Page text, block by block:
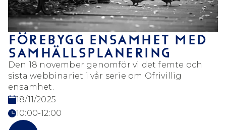
FÖREBYGG ENSAMHET MED
SAMHÄLLSPLANERING
Den 18 november genomför vi det femte och
sista webbinariet i vår serie om Ofrivillig
ensamhet.
18/11/2025
10:00-12:00